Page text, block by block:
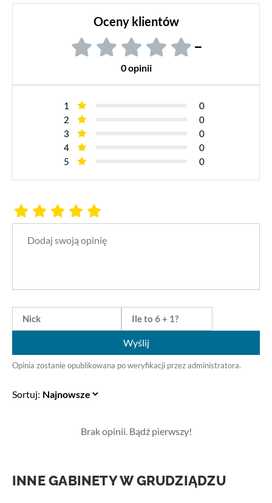
Oceny klientów
–
0 opinii
1
0
2
0
3
0
4
0
5
0
Wyślij
Opinia zostanie opublikowana po weryfikacji przez administratora.
Sortuj:
Brak opinii. Bądź pierwszy!
INNE GABINETY W GRUDZIĄDZU